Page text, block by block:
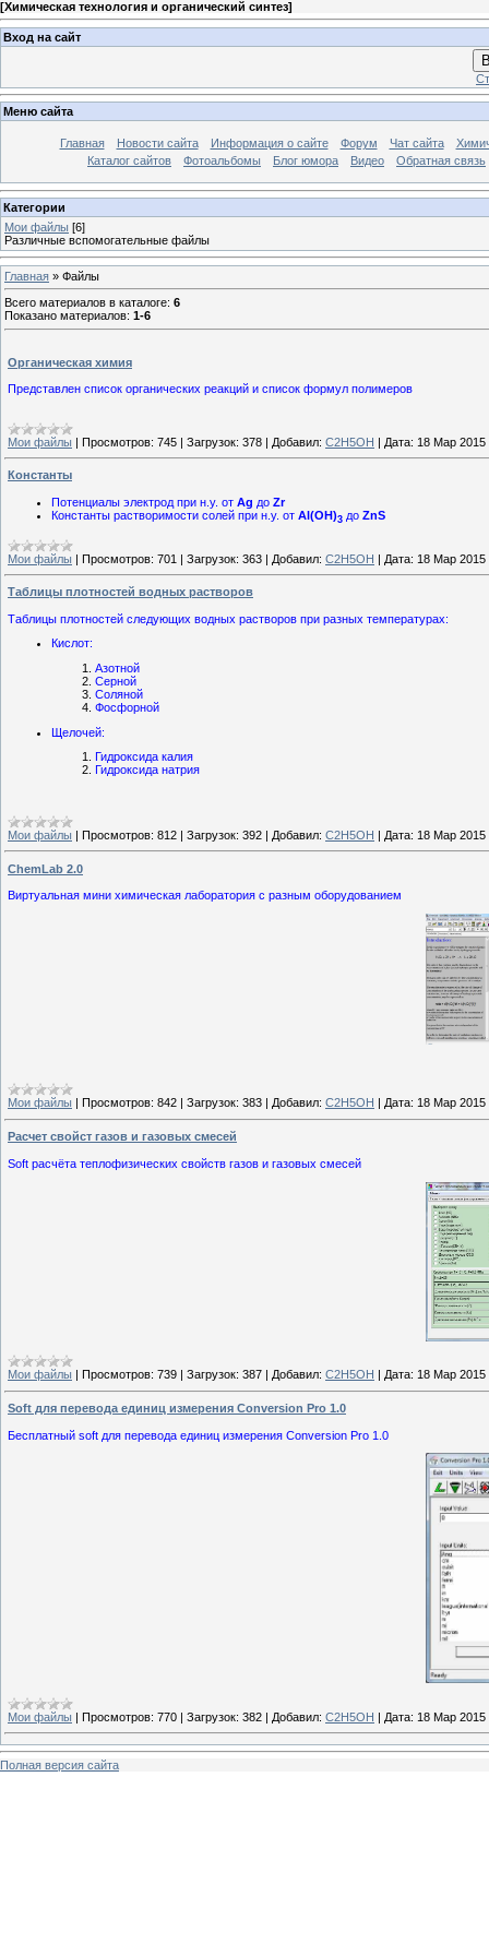
[Химическая технология и органический синтез]
Вход на сайт
Меню сайта
Главная Новости сайта Информация о сайте Форум Чат сайта
Каталог сайтов
Фотоальбомы Блог юмора Видео Обратная связь
Категории
Мои файлы [6]
Различные вспомогательные файлы
Главная » Файлы
Всего материалов в каталоге: 6
Показано материалов: 1-6
Органическая химия
Представлен список органических реакций и список формул полимеров
Мои файлы | Просмотров: 745 | Загрузок: 378 | Добавил: C2H5OH | Дата: 18 Мар 2015
Константы
Потенциалы электрод при н.у. от Ag до Zr
Константы растворимости солей при н.у. от Al(OH)3 до ZnS
Мои файлы | Просмотров: 701 | Загрузок: 363 | Добавил: C2H5OH | Дата: 18 Мар 2015
Таблицы плотностей водных растворов
Таблицы плотностей следующих водных растворов при разных температурах:
Кислот:
Азотной
Серной
Соляной
Фосфорной
Щелочей:
Гидроксида калия
Гидроксида натрия
Мои файлы | Просмотров: 812 | Загрузок: 392 | Добавил: C2H5OH | Дата: 18 Мар 2015
ChemLab 2.0
Виртуальная мини химическая лаборатория с разным оборудованием
Мои файлы Просмотров: 842 Загрузок: 383 Добавил: C2H5OH Дата: 18 Мар 2015
Расчет свойст газов и газовых смесей
Soft расчёта теплофизических свойств газов и газовых смесей
Мои файлы Просмотров: 739 Загрузок: 387 Добавил: C2H5OH Дата: 18 Мар 2015
Soft для перевода единиц измерения Conversion Pro 1.0
Бесплатный soft для перевода единиц измерения Conversion Pro 1.0
Мои файлы | Просмотров: 770 | Загрузок: 382 | Добавил: C2H5OH | Дата: 18 Мар 2015
Полная версия сайта